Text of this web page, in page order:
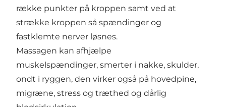
række punkter på kroppen samt ved at
strække kroppen så spændinger og
fastklemte nerver løsnes.
Massagen kan afhjælpe
muskelspændinger, smerter i nakke, skulder,
ondt i ryggen, den virker også på hovedpine,
migræne, stress og træthed og dårlig